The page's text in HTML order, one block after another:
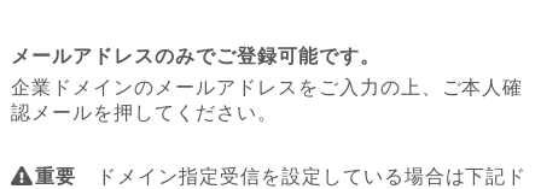
メールアドレスのみでご登録可能です。
企業ドメインのメールアドレスをご入力の上、ご本人確
認メールを押してください。
重要 ドメイン指定受信を設定している場合は下記ド